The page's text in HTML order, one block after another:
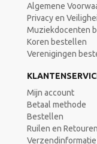
Algemene
Privacy en
Muziekdocenten
Koren bestellen
Verenigingen
Mijn account
Betaal methode
Bestellen
Ruilen en Retouren
Verzendinformatie